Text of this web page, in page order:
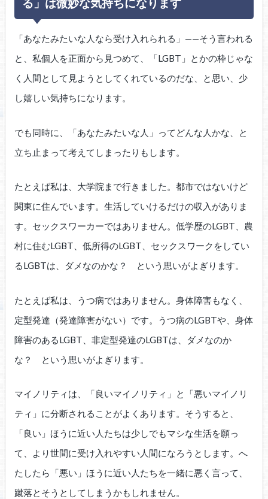
る」は微妙な気持ちになります
「あなたみたいな人なら受け入れられる」——そう言われる
と、私個人を正面から見つめて、「LGBT」とかの枠じゃな
く人間として見ようとしてくれているのだな、と思い、少
し嬉しい気持ちになります。
でも同時に、「あなたみたいな人」ってどんな人かな、と
立ち止まって考えてしまったりもします。
たとえば私は、大学院まで行きました。都市ではないけど
関東に住んでいます。生活していけるだけの収入がありま
す。セックスワーカーではありません。低学歴のLGBT、農
村に住むLGBT、低所得のLGBT、セックスワークをしてい
るLGBTは、ダメなのかな？ という思いがよぎります。
たとえば私は、うつ病ではありません。身体障害もなく、
定型発達（発達障害がない）です。うつ病のLGBTや、身体
障害のあるLGBT、非定型発達のLGBTは、ダメなのか
な？ という思いがよぎります。
マイノリティは、「良いマイノリティ」と「悪いマイノリ
ティ」に分断されることがよくあります。そうすると、
「良い」ほうに近い人たちは少しでもマシな生活を願っ
て、より世間に受け入れやすい人間になろうとします。へ
たしたら「悪い」ほうに近い人たちを一緒に悪く言って、
蹴落とそうとしてしまうかもしれません。